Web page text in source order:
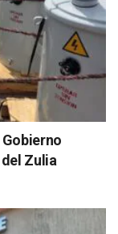
Zulia